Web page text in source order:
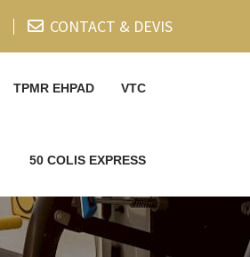
CONTACT & DEVIS
TPMR EHPAD VTC
50 COLIS EXPRESS